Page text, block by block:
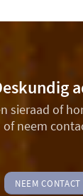
sieraad of
of neem
NEEM